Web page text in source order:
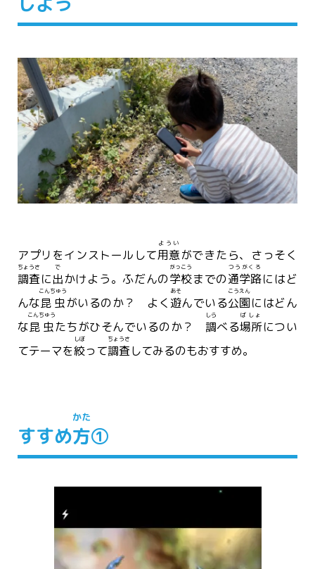
アプリをインストールして用意
ようい
ができたら、さっそく
調査
ちょうさ
に出
で
かけよう。ふだんの学校
がっこう
までの通学路
つうがくろ
にはど
んな昆虫
こんちゅう
がいるのか？ よく 遊
あそ
んでいる公園
こうえん
にはどん
な昆虫
こんちゅう
たちがひそんでいるのか？ 調
しら
べる場所
ばしょ
につい
てテーマを絞
しぼ
って調査
ちょうさ
してみるのもおすすめ。
すすめ方
かた
①